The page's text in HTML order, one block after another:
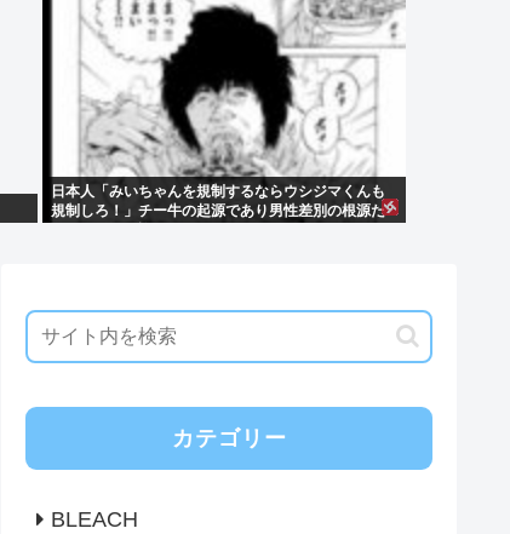
日本人「みいちゃんを規制するならウシジマくんも
規制しろ！」チー牛の起源であり男性差別の根源た
カテゴリー
BLEACH